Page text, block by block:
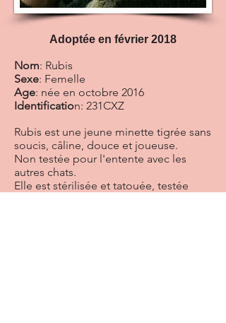
Adoptée en février 2018
Nom: Rubis
Sexe: Femelle
Age: née en octobre 2016
Identification: 231CXZ
Rubis est une jeune minette tigrée sans
soucis, câline, douce et joueuse.
Non testée pour l'entente avec les
autres chats.
Elle est stérilisée et tatouée, testée